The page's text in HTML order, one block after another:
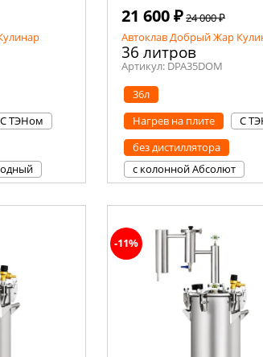
С ТЭНом
21 600 ₽24 000 ₽
Автоклав Добрый Жар
36 литров
Артикул: DPA35DOM
36л
Нагрев на плите
С
без дистиллятора
с колонной Абсолют
-11%